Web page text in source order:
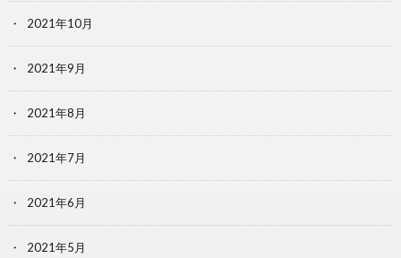
2021年10月
2021年9月
2021年8月
2021年7月
2021年6月
2021年5月